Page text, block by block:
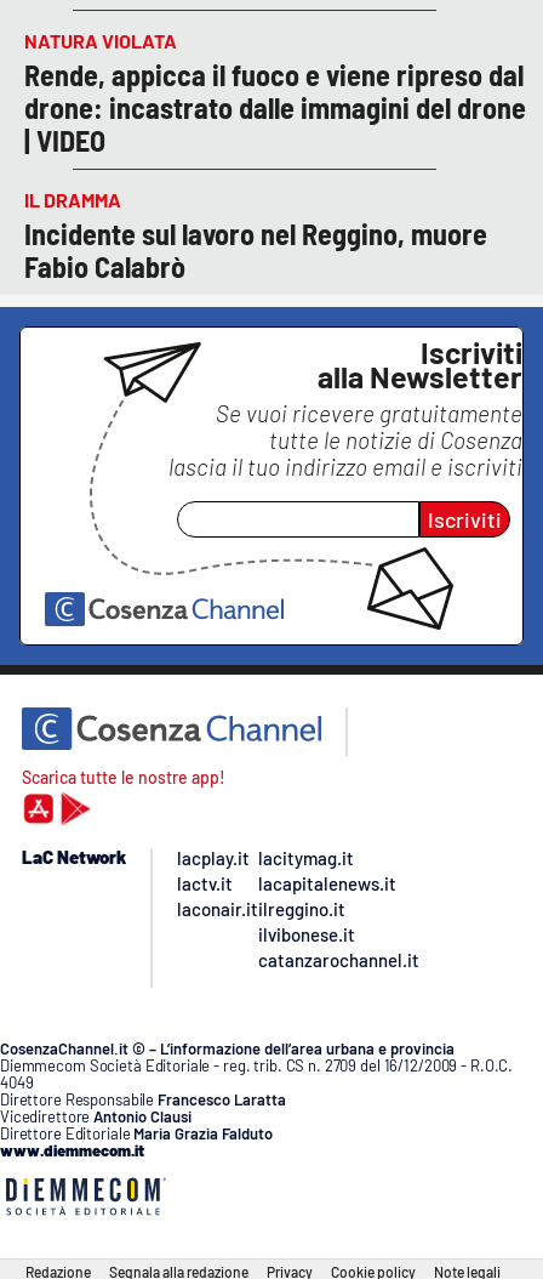
NATURA VIOLATA
Rende, appicca il fuoco e viene ripreso dal
drone: incastrato dalle immagini del drone
| VIDEO
IL DRAMMA
Incidente sul lavoro nel Reggino, muore
Fabio Calabrò
Iscriviti
alla Newsletter
Se vuoi ricevere gratuitamente
tutte le notizie di Cosenza
lascia il tuo indirizzo email e iscriviti
Iscriviti
Scarica tutte le nostre app!
LaC Network
lacplay.it
lactv.it
laconair.it
lacitymag.it
lacapitalenews.it
ilreggino.it
ilvibonese.it
catanzarochannel.it
CosenzaChannel.it © – L’informazione dell’area urbana e provincia
Diemmecom Società Editoriale - reg. trib. CS n. 2709 del 16/12/2009 - R.O.C.
4049
Direttore Responsabile Francesco Laratta
VicedirettoreAntonio Clausi
Direttore Editoriale Maria Grazia Falduto
www.diemmecom.it
Redazione Segnala alla redazione Privacy Cookie policy Note legali